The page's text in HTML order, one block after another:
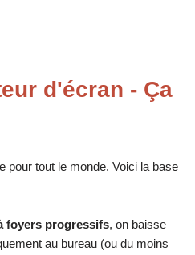
d'écran - Ça
pour tout le monde. Voici la base
foyers progressifs, on baisse
au bureau (ou du moins